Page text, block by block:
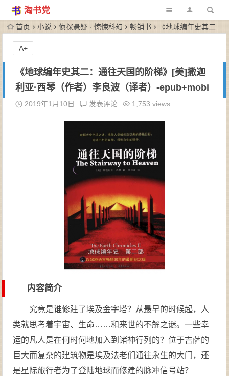
淘书党
首页 小说 侦探悬疑 · 惊悚科幻 畅销书 《地球编年史其二：通往天国的阶梯》[美]撒迦利亚·西琴（作者）李良波（译者）-epub+mobi
《地球编年史其二：通往天国的阶梯》[美]撒迦
利亚·西琴（作者）李良波（译者）-epub+mobi
2019年1月10日 发表评论 1,753 views
内容简介
究竟是谁修建了埃及金字塔？从最早的时候起，人
类就思考着宇宙、生命……和来世的不解之谜。一些幸
运的凡人是在何时何地加入到诸神行列的？位于吉萨的
巨大而复杂的建筑物是埃及法老们通往永生的大门，还
是星际旅行者为了登陆地球而修建的脉冲信号站？
A+